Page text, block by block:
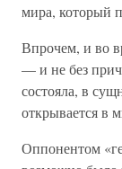
мира, который
Впрочем, и во
— и не без
состояла, в
открывается в
Оппонентом